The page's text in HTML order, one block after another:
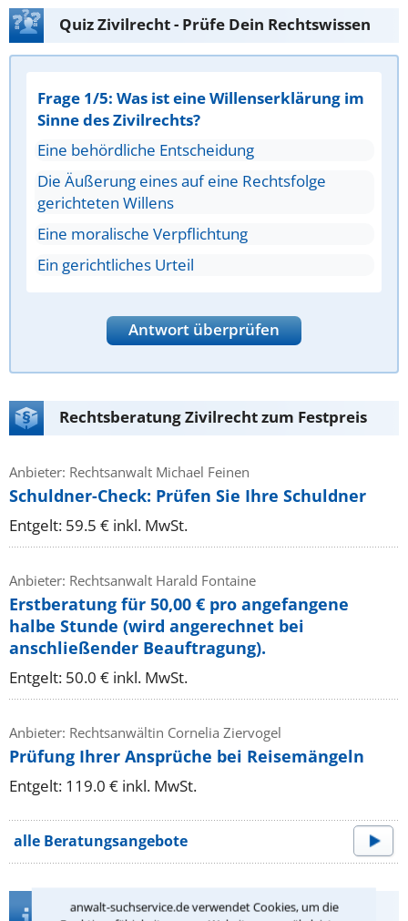
anwalt-suchservice.de verwendet Cookies, um die
Quiz Zivilrecht - Prüfe Dein Rechtswissen
Frage 1/5: Was ist eine Willenserklärung im
Sinne des Zivilrechts?
Eine behördliche Entscheidung
Die Äußerung eines auf eine Rechtsfolge
gerichteten Willens
Eine moralische Verpflichtung
Ein gerichtliches Urteil
Antwort überprüfen
Rechtsberatung Zivilrecht zum Festpreis
Anbieter: Rechtsanwalt Michael Feinen
Schuldner-Check: Prüfen Sie Ihre Schuldner
Entgelt: 59.5 € inkl. MwSt.
Anbieter: Rechtsanwalt Harald Fontaine
Erstberatung für 50,00 € pro angefangene
halbe Stunde (wird angerechnet bei
anschließender Beauftragung).
Entgelt: 50.0 € inkl. MwSt.
Anbieter: Rechtsanwältin Cornelia Ziervogel
Prüfung Ihrer Ansprüche bei Reisemängeln
Entgelt: 119.0 € inkl. MwSt.
alle Beratungsangebote
Infos zur Suche nach einem Anwalt für